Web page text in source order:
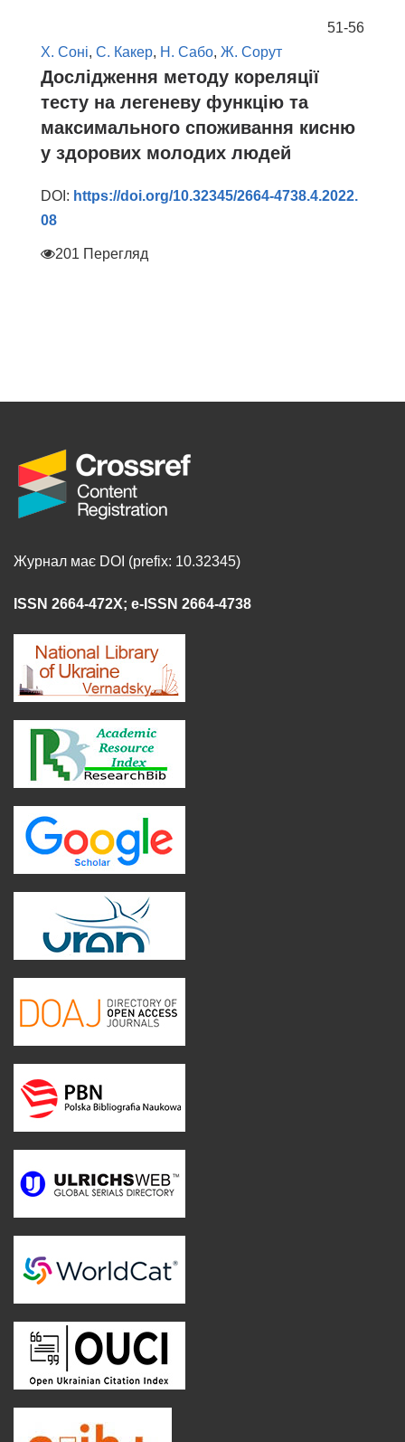
51-56
Х. Соні, С. Какер, Н. Сабо, Ж. Сорут
Дослідження методу кореляції
тесту на легеневу функцію та
максимального споживання кисню
у здорових молодих людей
DOI: https://doi.org/10.32345/2664-4738.4.2022.
08
201 Перегляд
Журнал має DOI (prefix: 10.32345)
ISSN 2664-472X; e-ISSN 2664-4738